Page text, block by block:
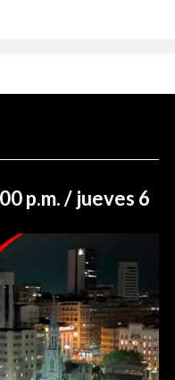
p.m. / jueves 6